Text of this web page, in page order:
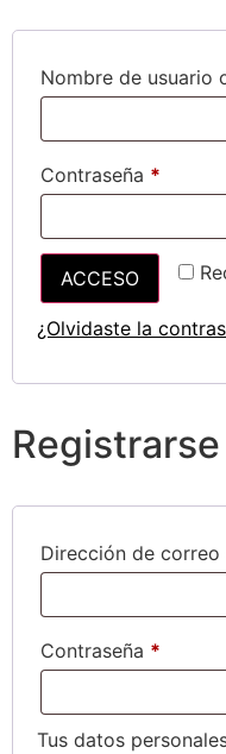
Nombre de usuario
Contraseña *
ACCESO
¿Olvidaste la
Registrarse
Dirección de
Contraseña *
Tus datos